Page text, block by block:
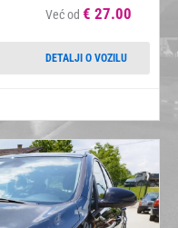
Već od € 27.00
DETALJI O VOZILU